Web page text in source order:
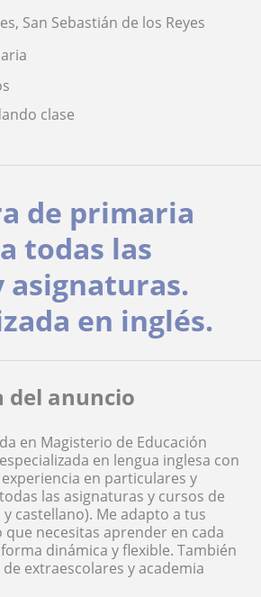
San Sebastián de los Reyes
clase
de primaria
todas las
asignaturas.
en inglés.
del anuncio
en Magisterio de Educación
en lengua inglesa con
en particulares y
las asignaturas y cursos de
y castellano). Me adapto a tus
que necesitas aprender en cada
dinámica y flexible. También
extraescolares y academia